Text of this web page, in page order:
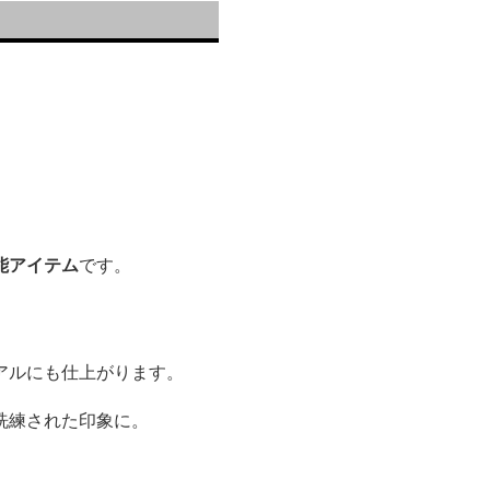
アイテムです。
にも仕上がります。
された印象に。